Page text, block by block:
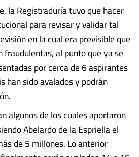
la Registraduría tuvo que hacer
para revisar y validar tal
en la cual era previsible que
fraudulentas, al punto que ya se
por cerca de 6 aspirantes
han sido avalados y podrán
algunos de los cuales aportaron
Abelardo de la Espriella el
de 5 millones. Lo anterior